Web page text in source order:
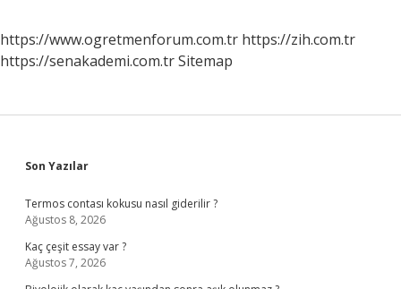
https://www.ogretmenforum.com.tr https://zih.com.tr
https://senakademi.com.trSitemap
Sidebar
Son Yazılar
Termos contası kokusu nasıl giderilir ?
Ağustos 8, 2026
Kaç çeşit essay var ?
Ağustos 7, 2026